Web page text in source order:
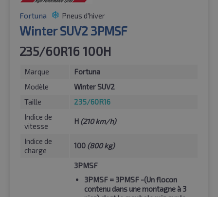
Fortuna Pneus d'hiver
Winter SUV2 3PMSF
235/60R16 100H
Marque
Fortuna
Modèle
Winter SUV2
Taille
235/60R16
Indice de
vitesse
H (210 km/h)
Indice de
charge
100 (800 kg)
3PMSF
3PMSF = 3PMSF -(Un flocon
contenu dans une montagne à 3